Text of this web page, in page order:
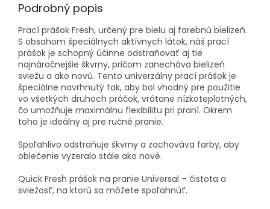
Podrobný popis
Prací prášok Fresh, určený pre bielu aj farebnú bielizeň.
S obsahom špeciálnych aktívnych látok, náš prací
prášok je schopný účinne odstraňovať aj tie
najnáročnejšie škvrny, pričom zanecháva bielizeň
sviežu a ako novú. Tento univerzálny prací prášok je
špeciálne navrhnutý tak, aby bol vhodný pre použitie
vo všetkých druhoch práčok, vrátane nízkoteplotných,
čo umožňuje maximálnu flexibilitu pri praní. Okrem
toho je ideálny aj pre ručné pranie.
Spoľahlivo odstraňuje škvrny a zachováva farby, aby
oblečenie vyzeralo stále ako nové.
Quick Fresh prášok na pranie Universal – čistota a
sviežosť, na ktorú sa môžete spoľahnúť.